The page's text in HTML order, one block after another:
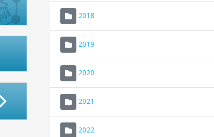
2018
2019
2020
2021
2022